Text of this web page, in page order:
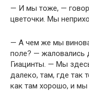
— И мы тоже, —
цветочки. Мы
— А чем же мы
поле? — жаловались
Гиацинты. — Мы
далеко, там, где так
как там хорошо, и мы